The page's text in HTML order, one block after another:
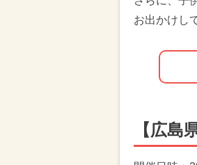
お出かけし
【広島